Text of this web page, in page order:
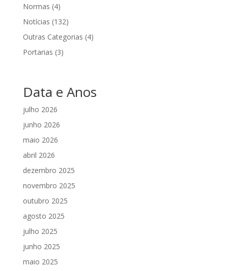
Normas (4)
Notícias (132)
Outras Categorias (4)
Portarias (3)
Data e Anos
julho 2026
junho 2026
maio 2026
abril 2026
dezembro 2025
novembro 2025
outubro 2025
agosto 2025
julho 2025
junho 2025
maio 2025